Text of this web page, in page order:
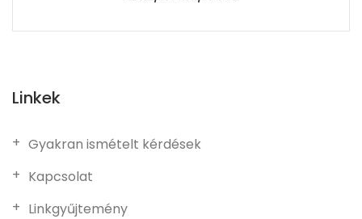
Linkek
Gyakran ismételt kérdések
Kapcsolat
Linkgyűjtemény